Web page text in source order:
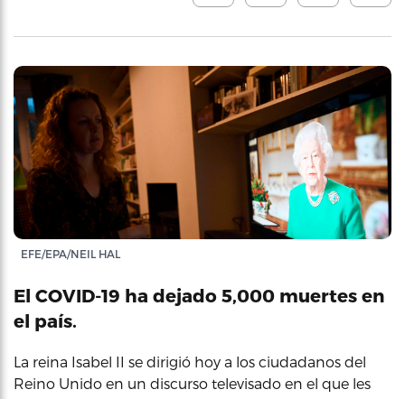
EFE/EPA/NEIL HAL
El COVID-19 ha dejado 5,000 muertes en
el país.
La reina Isabel II se dirigió hoy a los ciudadanos del
Reino Unido en un discurso televisado en el que les